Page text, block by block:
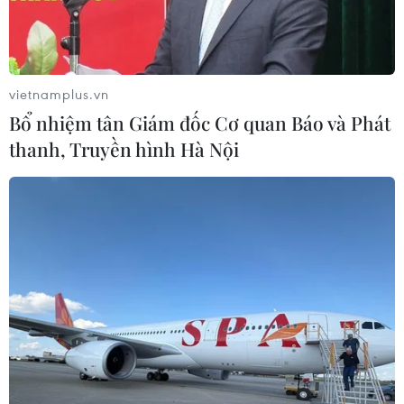
Dưới thời huấn luyện viên tạm quyền Ole
Gunnar Solskjaer, Manchester United tiếp tục
thăng hoa khi có chiến thắng đậm 4-1 trước
vietnamplus.vn
Bổ nhiệm tân Giám đốc Cơ quan Báo và Phát
thanh, Truyền hình Hà Nội